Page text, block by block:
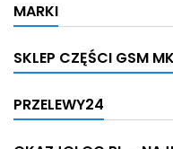
MARKI
SKLEP CZĘŚCI GSM
PRZELEWY24